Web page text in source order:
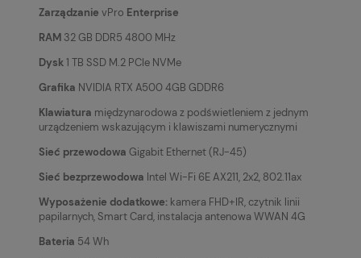
Zarządzanie vPro Enterprise
RAM 32 GB DDR5 4800 MHz
Dysk1 TB SSD M.2 PCIe NVMe
Grafika NVIDIA RTX A500 4GB GDDR6
Klawiatura międzynarodowa z podświetleniem z jednym
urządzeniem wskazującym i klawiszami numerycznymi
Sieć przewodowa Gigabit Ethernet (RJ-45)
Sieć bezprzewodowa Intel Wi-Fi 6E AX211, 2x2, 802.11ax
Wyposażenie dodatkowe: kamera FHD+IR, czytnik linii
papilarnych, Smart Card, instalacja antenowa WWAN 4G
Bateria 54 Wh